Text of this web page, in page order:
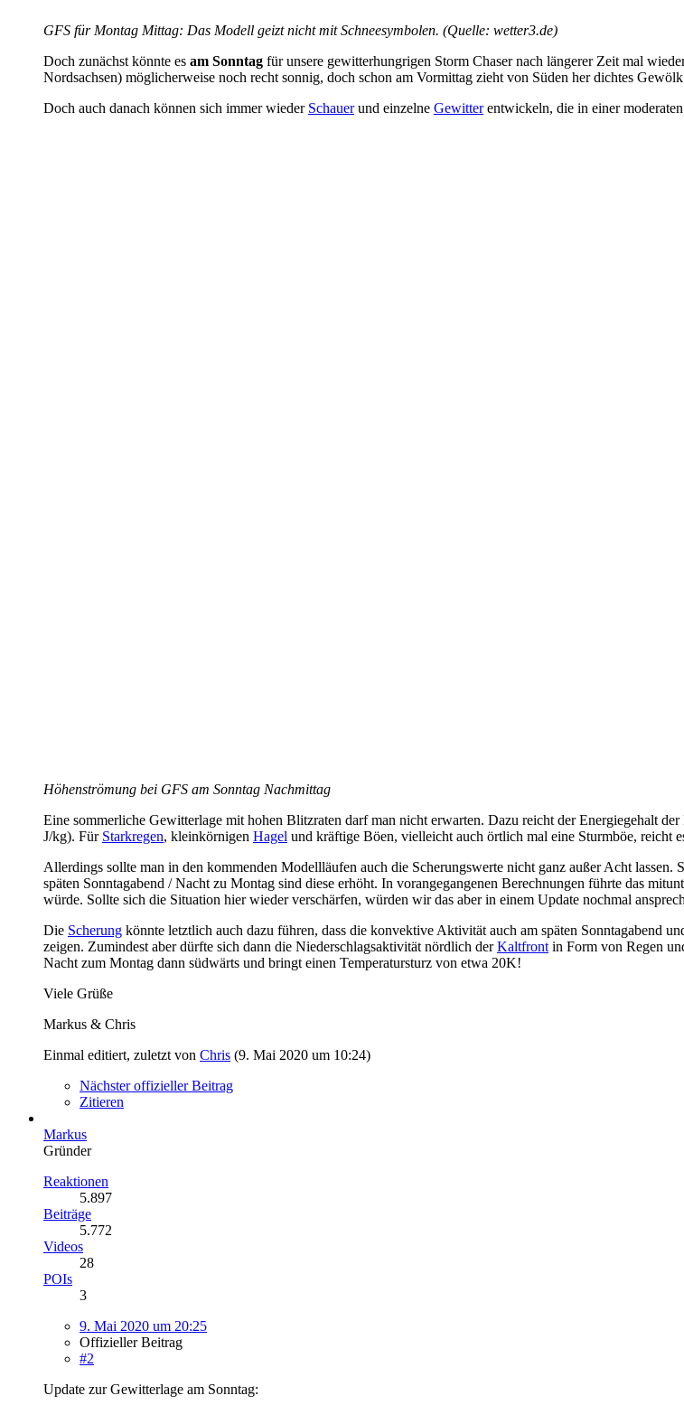
GFS für Montag Mittag: Das Modell geizt nicht mit Schneesymbolen. (Quelle: wetter3.de)
Doch zunächst könnte es am Sonntag für unsere gewitterhungrigen Storm Chaser nach längerer Zeit mal
Nordsachsen) möglicherweise noch recht sonnig, doch schon am Vormittag zieht von Süden her dichtes
Doch auch danach können sich immer wieder Schauerund einzelne Gewitterentwickeln, die in einer
Höhenströmung bei GFS am Sonntag Nachmittag
Eine sommerliche Gewitterlage mit hohen Blitzraten darf man nicht erwarten. Dazu reicht der Energiegehalt
J/kg). Für Starkregen, kleinkörnigen Hagel und kräftige Böen, vielleicht auch örtlich mal eine Sturmböe, reicht
Allerdings sollte man in den kommenden Modellläufen auch die Scherungswerte nicht ganz außer Acht
späten Sonntagabend / Nacht zu Montag sind diese erhöht. In vorangegangenen Berechnungen führte das
würde. Sollte sich die Situation hier wieder verschärfen, würden wir das aber in einem Update nochmal
Die Scherung könnte letztlich auch dazu führen, dass die konvektive Aktivität auch am späten Sonntagabend
zeigen. Zumindest aber dürfte sich dann die Niederschlagsaktivität nördlich derKaltfront in Form von Regen
Nacht zum Montag dann südwärts und bringt einen Temperatursturz von etwa 20K!
Viele Grüße
Markus & Chris
Einmal editiert, zuletzt von Chris (9. Mai 2020 um 10:24)
Nächster offizieller Beitrag
Zitieren
Markus
Gründer
Reaktionen
5.897
Beiträge
5.772
Videos
28
POIs
3
9. Mai 2020 um 20:25
Offizieller Beitrag
#2
Update zur Gewitterlage am Sonntag: